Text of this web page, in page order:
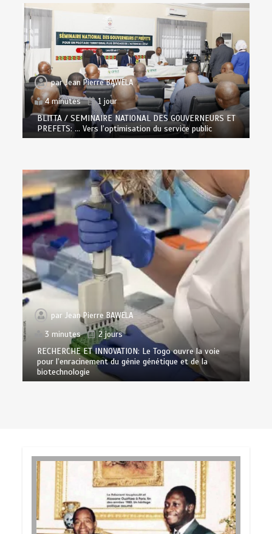
parJean Pierre BAWELA
4 minutes
1 jour
BLITTA / SEMINAIRE NATIONAL DES GOUVERNEURS ET
PREFETS: … Vers l’optimisation du service public
parJean Pierre BAWELA
3 minutes
2 jours
RECHERCHE ET INNOVATION: Le Togo ouvre la voie
pour l’enracinement du génie génétique et de la
biotechnologie